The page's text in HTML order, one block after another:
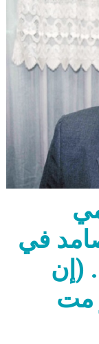
في
(إن
مت